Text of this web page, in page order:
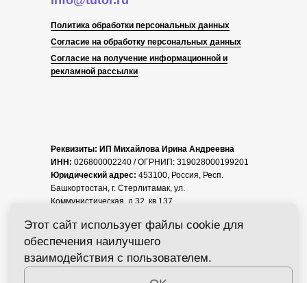
Реквизиты: ИП Михайлова Ирина Андреевна
ИНН: 026800002240 / ОГРНИП: 319028000199201
Юридический адрес: 453100, Россия, Респ.
Башкортостан, г. Стерлитамак, ул.
Коммунистическая, д.32, кв.137
Р/с 40802810800001337661 в банке АО
«ТИНЬКОФФ БАНК»
К/с банка30101810145250000974
БИК:044525974
Политика обработки персональных данных
Согласие на обработку персональных данных
Согласие на получение информационной и
рекламной рассылки
Этот сайт использует файлы cookie для
обеспечения наилучшего
взаимодействия с пользователем.